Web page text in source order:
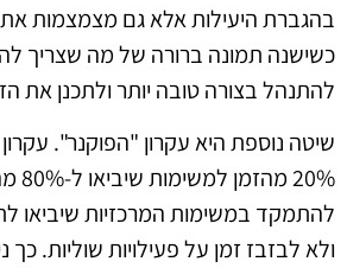
בהגברת היעילות אלא גם מצמצמות
כשישנה תמונה ברורה של מה שצריך
להתנהל בצורה טובה יותר ולתכנן את
שיטה נוספת היא עקרון "הפוקנר".
להתמקד במשימות המרכזיות שיביאו
ולא לבזבז זמן על פעילויות שוליות.